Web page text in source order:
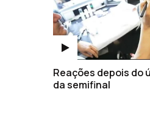
Reações depois do
da semifinal